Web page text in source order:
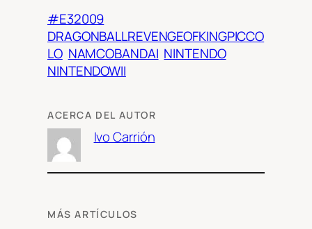
#E32009
DRAGONBALLREVENGEOFKINGPICCO
LO NAMCOBANDAI NINTENDO
NINTENDOWII
ACERCA DEL AUTOR
Ivo Carrión
MÁS ARTÍCULOS